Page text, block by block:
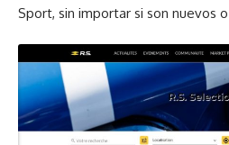
Sport, sin importar si son nuevos